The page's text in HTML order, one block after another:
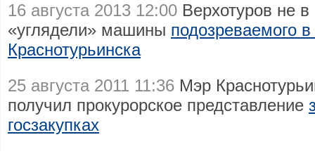
16 августа 2013 12:00 Верхотуров не
«углядели» машины подозреваемого
Краснотурьинска
25 августа 2011 11:36 Мэр
получил прокурорское представление
госзакупках